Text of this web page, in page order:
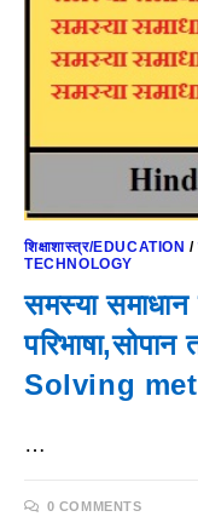
शिक्षाशास्त्र/EDUCATION /
TECHNOLOGY
समस्या समाधान
Solving
…
0 COMMENTS